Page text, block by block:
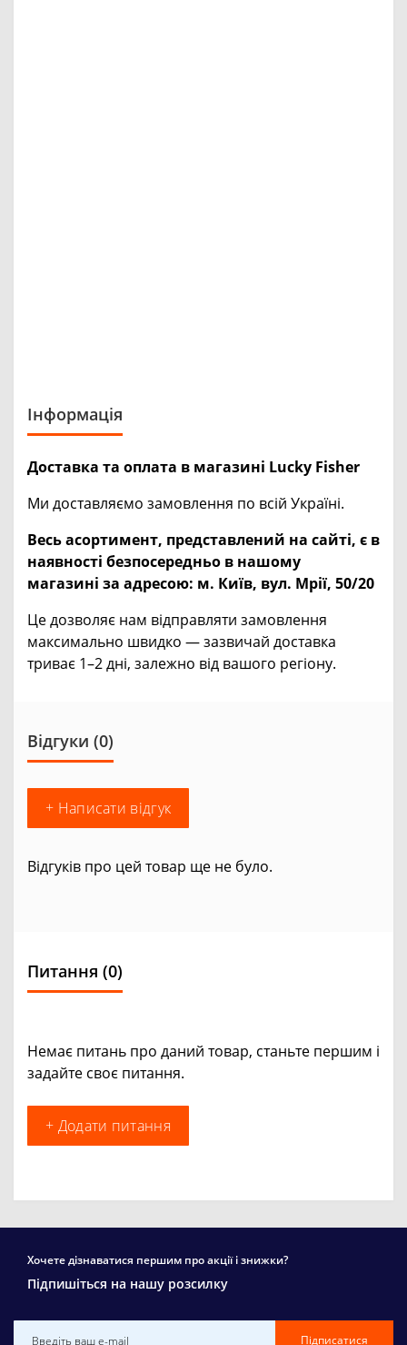
Інформація
Доставка та оплата в магазині Lucky Fisher
Ми доставляємо замовлення по всій Україні.
Весь асортимент, представлений на сайті, є в
наявності безпосередньо в нашому
магазині за адресою: м. Київ, вул. Мрії, 50/20
Це дозволяє нам відправляти замовлення
максимально швидко — зазвичай доставка
триває 1–2 дні, залежно від вашого регіону.
Відгуки (0)
+ Написати відгук
Відгуків про цей товар ще не було.
Питання (0)
Немає питань про даний товар, станьте першим і
задайте своє питання.
+ Додати питання
Хочете дізнаватися першим про акції і знижки?
Підпишіться на нашу розсилку
Підписатися